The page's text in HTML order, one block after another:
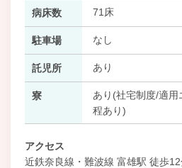
病床数 71床
駐車場 なし
託児所 あり
寮
あり(社宅制度/適用
程あり)
アクセス
近鉄奈良線・難波線 富雄駅 徒歩